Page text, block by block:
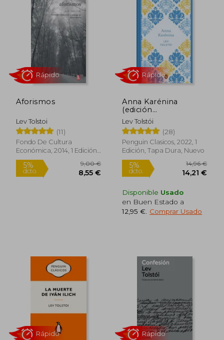
5%
dcto. 10,40 €
5%
dcto.
Aforismos
Lev Tolstoi
(11)
Fondo De Cultura
Económica, 2014, 1 Edición,
Tapa Blanda, Nuevo
dcto. 8,55 €
Rápido
Anna Karénina
(edición
conmemorativa)
Lev Tolstói
(28)
Penguin Clasicos, 2022, 1
Edición, Tapa Dura, Nuevo
dcto.
Rápido
Disponible Usado
en Buen Estado a
12,95 € Comprar Usado